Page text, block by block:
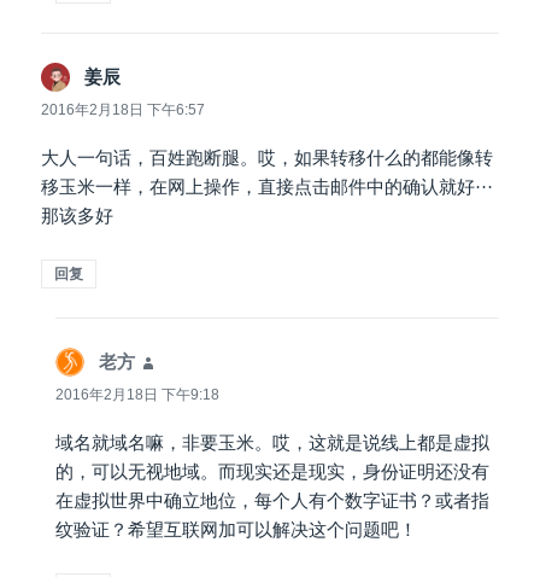
姜辰
道：
2016年2月18日 下午6:57
大人一句话，百姓跑断腿。哎，如果转移什么的都能像转
移玉米一样，在网上操作，直接点击邮件中的确认就好···
那该多好
回复
老方
道：
2016年2月18日 下午9:18
域名就域名嘛，非要玉米。哎，这就是说线上都是虚拟
的，可以无视地域。而现实还是现实，身份证明还没有
在虚拟世界中确立地位，每个人有个数字证书？或者指
纹验证？希望互联网加可以解决这个问题吧！